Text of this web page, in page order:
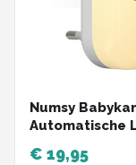
Numsy
Automatische
€ 19,95